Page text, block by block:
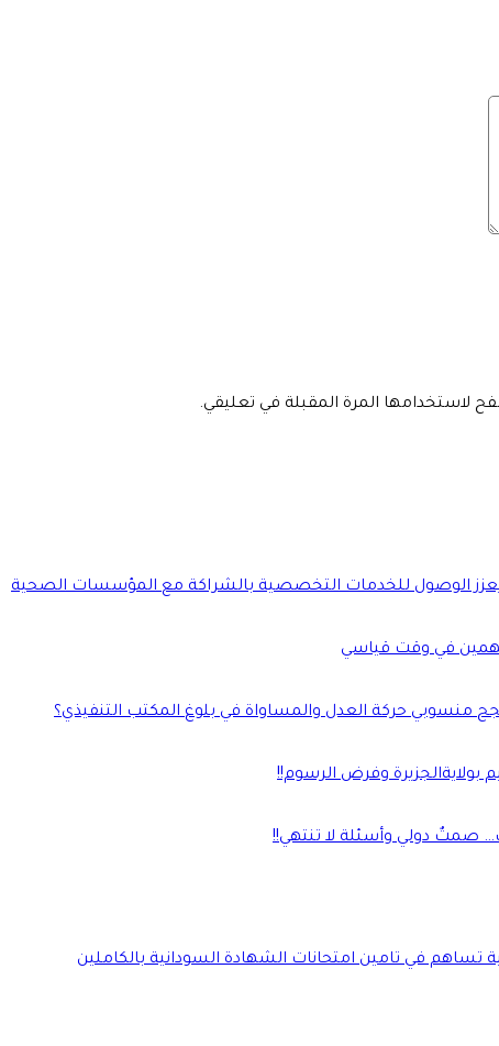
لاستخدامها المرة المقبلة في تعليقي.
ويعزز الوصول للخدمات التخصصية بالشراكة مع المؤسسات الصحية
في وقت قياسي
منسوبي حركة العدل والمساواة في بلوغ المكتب التنفيذي؟
وفرض الرسوم!!
صمتٌ دولي وأسئلة لا تنتهي!!
تساهم في تامين امتحانات الشهادة السودانية بالكاملين